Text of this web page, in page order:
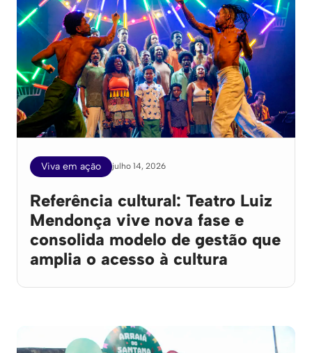
Viva em ação julho 14, 2026
Referência cultural: Teatro Luiz
Mendonça vive nova fase e
consolida modelo de gestão que
amplia o acesso à cultura